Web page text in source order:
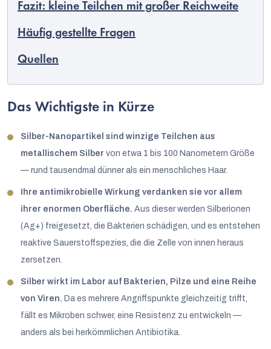
Fazit: kleine Teilchen mit großer Reichweite
Häufig gestellte Fragen
Quellen
Das Wichtigste in Kürze
Silber-Nanopartikel sind winzige Teilchen aus
metallischem Silber von etwa 1 bis 100 Nanometern Größe
— rund tausendmal dünner als ein menschliches Haar.
Ihre antimikrobielle Wirkung verdanken sie vor allem
ihrer enormen Oberfläche. Aus dieser werden Silberionen
(Ag+) freigesetzt, die Bakterien schädigen, und es entstehen
reaktive Sauerstoffspezies, die die Zelle von innen heraus
zersetzen.
Silber wirkt im Labor auf Bakterien, Pilze und eine Reihe
von Viren. Da es mehrere Angriffspunkte gleichzeitig trifft,
fällt es Mikroben schwer, eine Resistenz zu entwickeln —
anders als bei herkömmlichen Antibiotika.